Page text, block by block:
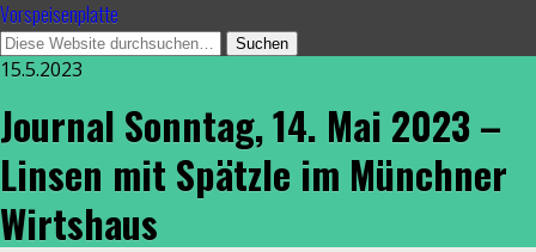
Vorspeisenplatte
15.5.2023
Journal Sonntag, 14. Mai 2023 –
Linsen mit Spätzle im Münchner
Wirtshaus